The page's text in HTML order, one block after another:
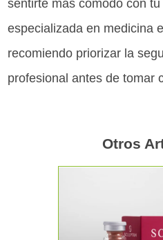
sentirte más cómodo con
especializada en medicina
recomiendo priorizar la
profesional antes de tomar
Otros